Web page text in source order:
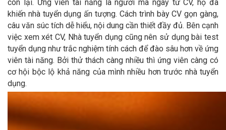
còn lại. Ứng viên tài năng là người mà ngay từ CV, họ đã
khiến nhà tuyển dụng ấn tượng. Cách trình bày CV gọn gàng,
câu văn súc tích dễ hiểu, nội dung cần thiết đầy đủ. Bên cạnh
việc xem xét CV, Nhà tuyển dụng cũng nên sử dụng bài test
tuyển dụng như trắc nghiệm tính cách để đào sâu hơn về ứng
viên tài năng. Bởi thử thách càng nhiều thì ứng viên càng có
cơ hội bộc lộ khả năng của mình nhiều hơn trước nhà tuyển
dụng.